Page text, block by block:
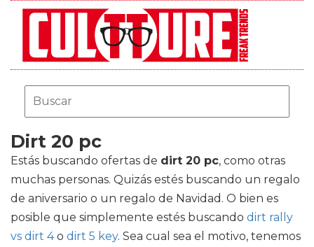
Dirt 20 pc
Estás buscando ofertas de dirt 20 pc, como otras
muchas personas. Quizás estés buscando un regalo
de aniversario o un regalo de Navidad. O bien es
posible que simplemente estés buscando dirt rally
vs dirt 4o dirt 5 key. Sea cual sea el motivo, tenemos